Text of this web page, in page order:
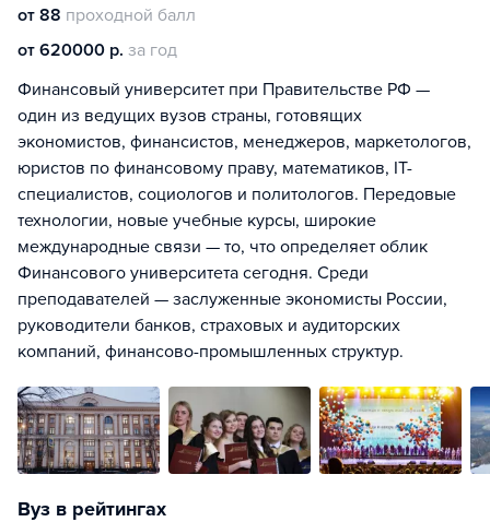
от 88 проходной балл
от 620000 р. за год
Финансовый университет при Правительстве РФ —
один из ведущих вузов страны, готовящих
экономистов, финансистов, менеджеров, маркетологов,
юристов по финансовому праву, математиков, IT-
специалистов, социологов и политологов. Передовые
технологии, новые учебные курсы, широкие
международные связи — то, что определяет облик
Финансового университета сегодня. Среди
преподавателей — заслуженные экономисты России,
руководители банков, страховых и аудиторских
компаний, финансово-промышленных структур.
Вуз в рейтингах